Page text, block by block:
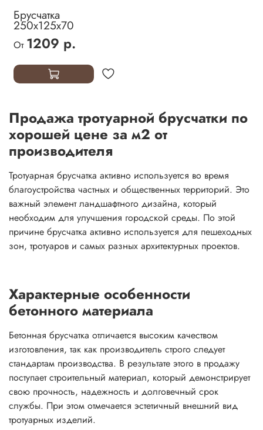
Брусчатка
250х125х70
От 1209 р.
Продажа тротуарной брусчатки по
хорошей цене за м2 от
производителя
Тротуарная брусчатка активно используется во время
благоустройства частных и общественных территорий. Это
важный элемент ландшафтного дизайна, который
необходим для улучшения городской среды. По этой
причине брусчатка активно используется для пешеходных
зон, тротуаров и самых разных архитектурных проектов.
Характерные особенности
бетонного материала
Бетонная брусчатка отличается высоким качеством
изготовления, так как производитель строго следует
стандартам производства. В результате этого в продажу
поступает строительный материал, который демонстрирует
свою прочность, надежность и долговечный срок
службы. При этом отмечается эстетичный внешний вид
тротуарных изделий.